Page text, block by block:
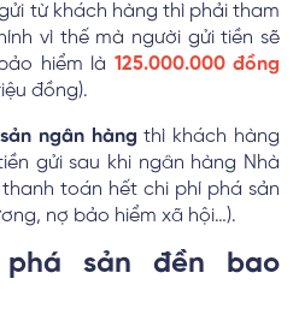
từ khách hàng thì phải tham
vì thế mà người gửi tiền sẽ
hiểm là 125.000.000 đồng
đồng).
ngân hàng thì khách hàng
gửi sau khi ngân hàng Nhà
toán hết chi phí phá sản
nợ bảo hiểm xã hội…).
sản đền bao